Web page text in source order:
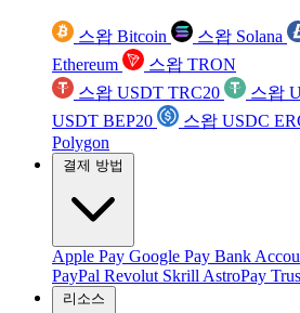
스왑 Bitcoin 스왑 Solana
Ethereum
스왑 TRON
스왑 USDT TRC20
스왑
USDT BEP20
스왑 USDC
Polygon
결제 방법
Apple Pay Google Pay Bank
PayPal Revolut Skrill AstroPay
리소스